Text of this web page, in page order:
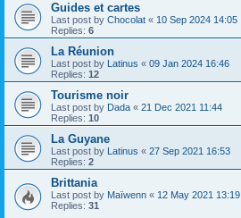
Guides et cartes
Last post by Chocolat « 10 Sep 2024 14:05
Replies: 6
La Réunion
Last post by Latinus « 09 Jan 2024 16:46
Replies: 12
Tourisme noir
Last post by Dada « 21 Dec 2021 11:44
Replies: 10
La Guyane
Last post by Latinus « 27 Sep 2021 16:53
Replies: 2
Brittania
Last post by Maïwenn « 12 May 2021 13:19
Replies: 31